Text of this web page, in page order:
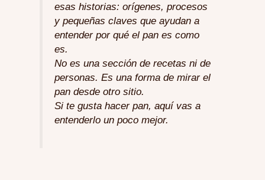
esas historias: orígenes, procesos
y pequeñas claves que ayudan a
entender por qué el pan es como
es.
No es una sección de recetas ni de
personas. Es una forma de mirar el
pan desde otro sitio.
Si te gusta hacer pan, aquí vas a
entenderlo un poco mejor.